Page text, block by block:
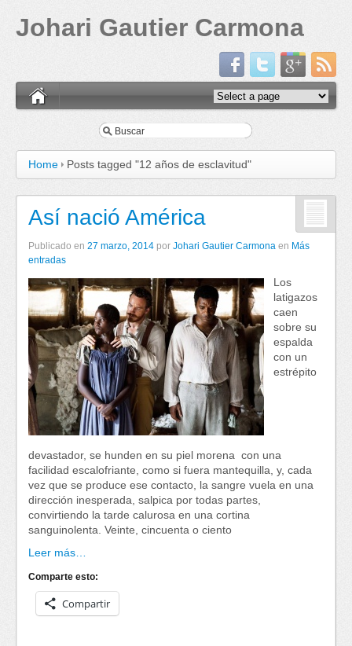
Johari Gautier Carmona
Home Posts tagged "12 años de esclavitud"
Así nació América
Publicado en 27 marzo, 2014 por Johari Gautier Carmona en Más
entradas
Los
latigazos
caen
sobre su
espalda
con un
estrépito
devastador, se hunden en su piel morena con una
facilidad escalofriante, como si fuera mantequilla, y, cada
vez que se produce ese contacto, la sangre vuela en una
dirección inesperada, salpica por todas partes,
convirtiendo la tarde calurosa en una cortina
sanguinolenta. Veinte, cincuenta o ciento
Leer más…
Comparte esto:
Compartir